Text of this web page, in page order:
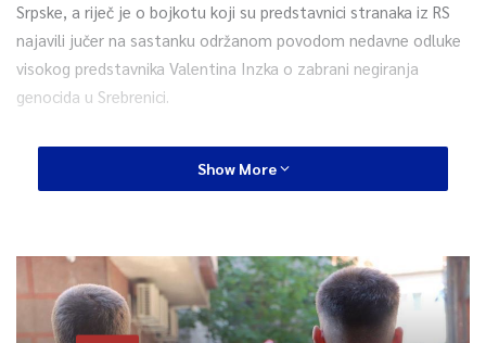
Srpske, a riječ je o bojkotu koji su predstavnici stranaka iz RS
najavili jučer na sastanku održanom povodom nedavne odluke
visokog predstavnika Valentina Inzka o zabrani negiranja
genocida u Srebrenici.
Izetbegović je kazao novinarima kako će vjerovatno iz istih
razloga biti otkazana i 20. sjednica Doma naroda
“Moramo s vremena na vrijeme imati krize. Ove vrlo važne, po
meni vrlo pozitivne odluke su morale izazvati neke reakcije.
Show More